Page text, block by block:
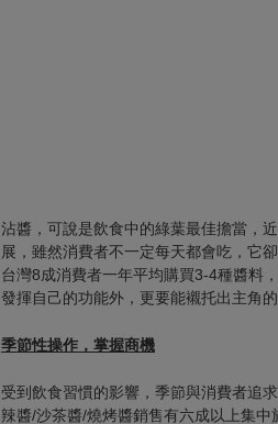
沾醬，可說是飲食中的綠葉最佳擔當，
展，雖然消費者不一定每天都會吃，它
台灣8成消費者一年平均購買3-4種醬料
發揮自己的功能外，更要能襯托出主角的
季節性操作，掌握商機
受到飲食習慣的影響，季節與消費者追
辣醬/沙茶醬/燒烤醬銷售有六成以上集